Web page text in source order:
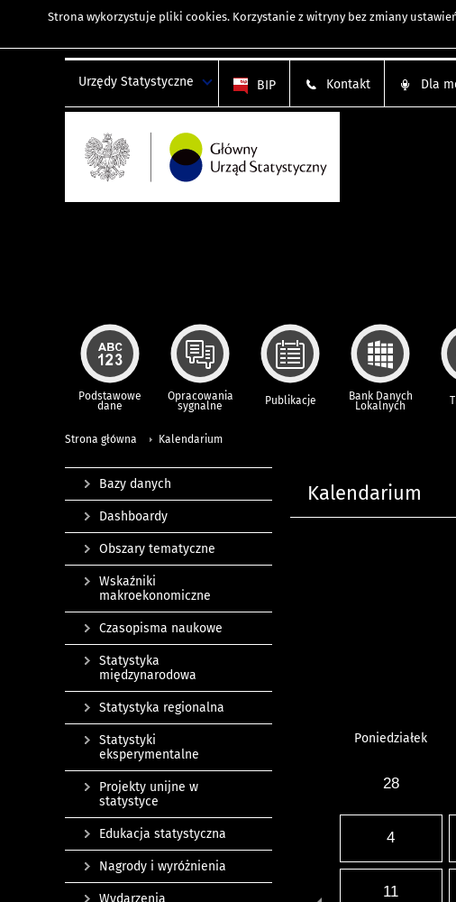
Strona wykorzystuje pliki cookies. Korzystanie z witryny bez zmiany
Urzędy Statystyczne BIP Kontakt Dla
Podstawowe
dane
Opracowania
sygnalne Publikacje Bank Danych
Lokalnych
Strona główna Kalendarium
Kalendarium
Poniedziałek
28
4
11
Bazy danych
Dashboardy
Obszary tematyczne
Wskaźniki
makroekonomiczne
Czasopisma naukowe
Statystyka
międzynarodowa
Statystyka regionalna
Statystyki
eksperymentalne
Projekty unijne w
statystyce
Edukacja statystyczna
Nagrody i wyróżnienia